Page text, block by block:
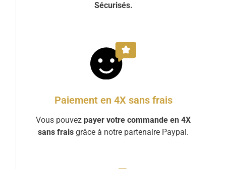
Sécurisés.
Paiement en 4X sans frais
Vous pouvez payer votre commande en 4X
sans frais grâce à notre partenaire Paypal.